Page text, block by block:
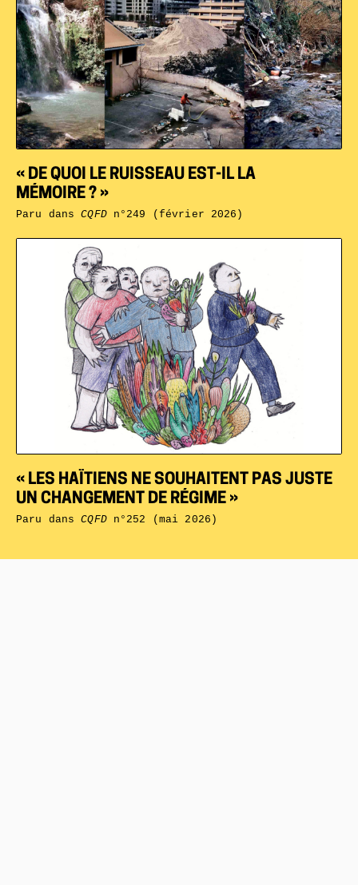
« LES HAÏTIENS NE SOUHAITENT PAS JUSTE
UN CHANGEMENT DE RÉGIME »
Paru dansCQFDn°252 (mai 2026)
« DE QUOI LE RUISSEAU EST-IL LA
MÉMOIRE ? »
Paru dansCQFDn°249 (février 2026)